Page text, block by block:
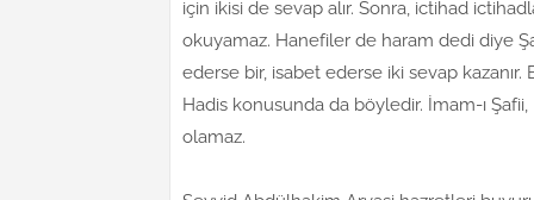
için ikisi de sevap alır. Sonra, ictihad
okuyamaz. Hanefiler de haram dedi diye
ederse bir, isabet ederse iki sevap
Hadis konusunda da böyledir. İmam-ı
olamaz.